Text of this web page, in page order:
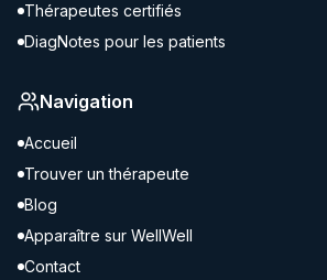
Thérapeutes certifiés
DiagNotes pour les patients
Navigation
Accueil
Trouver un thérapeute
Blog
Apparaître sur WellWell
Contact